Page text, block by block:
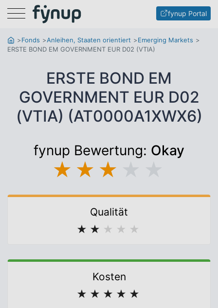
Menu fynup Portal
Fonds Anleihen, Staaten orientiert
Emerging Markets
ERSTE BOND EM GOVERNMENT EUR D02 (VTIA)
ERSTE BOND EM
GOVERNMENT EUR D02
(VTIA) (AT0000A1XWX6)
fynup Bewertung: Okay
★ ★ ★
Qualität
★ ★ ★ ★ ★
Kosten
★ ★ ★ ★ ★